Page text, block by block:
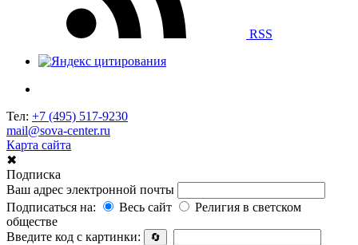
RSS
Тел: +7 (495) 517-9230
mail@sova-center.ru
Карта сайта
✖
Подписка
Ваш адрес электронной почты
Подписаться на:
Весь сайт
Религия в светском
обществе
Введите код с картинки:
🔄